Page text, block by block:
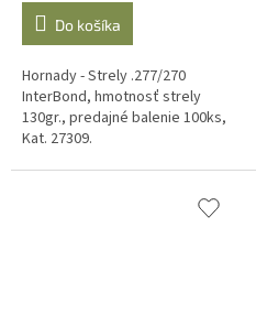
Do košíka
Hornady - Strely .277/270
InterBond, hmotnosť strely
130gr., predajné balenie 100ks,
Kat. 27309.